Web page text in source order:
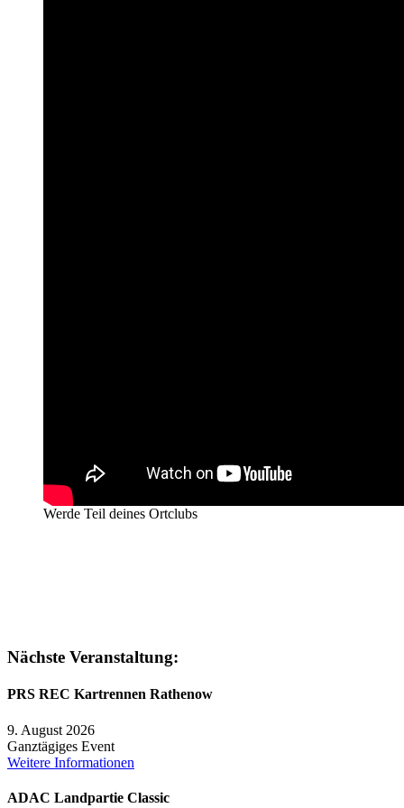
Werde Teil deines Ortclubs
Nächste Veranstaltung:
PRS REC Kartrennen Rathenow
9. August 2026
Ganztägiges Event
Weitere Informationen
ADAC Landpartie Classic